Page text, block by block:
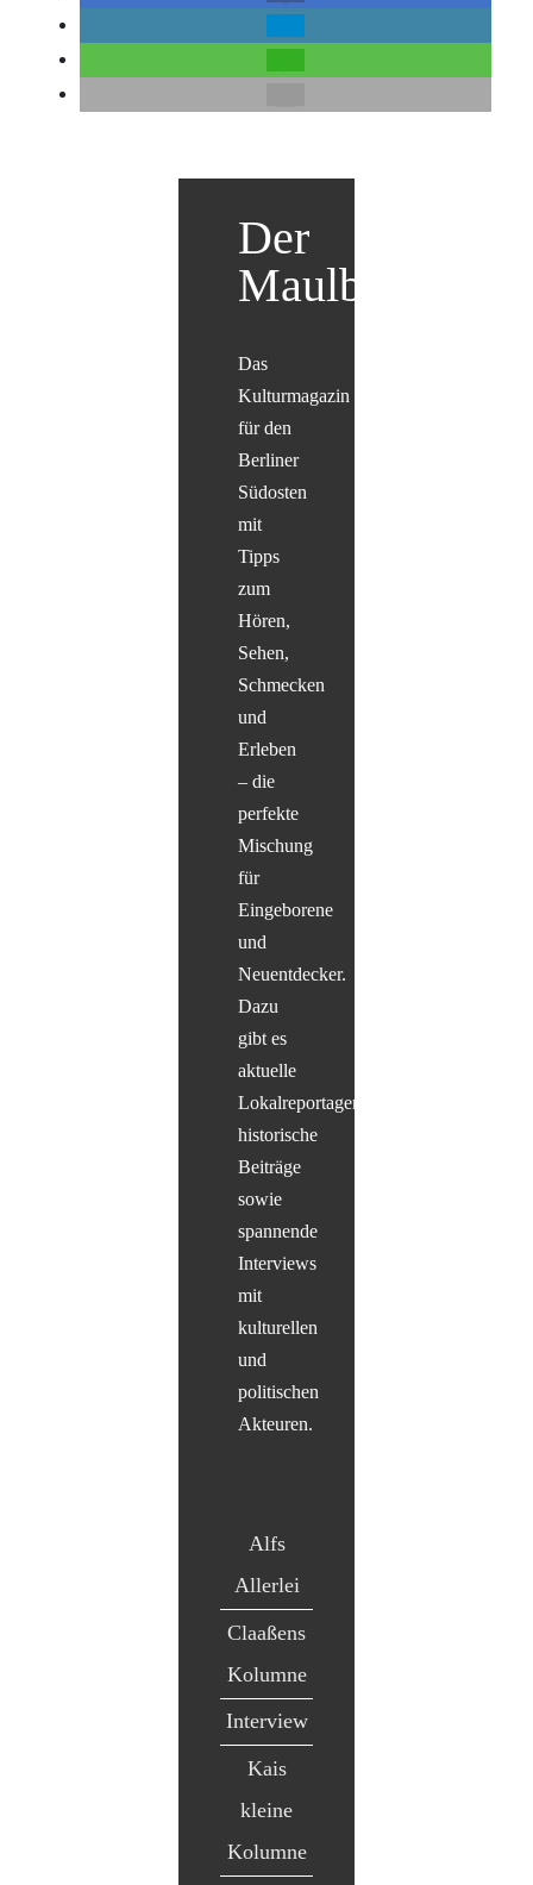
Der
Maulbär
Das
Kulturmagazin
für den
Berliner
Südosten
mit
Tipps
zum
Hören,
Sehen,
Schmecken
und
Erleben
– die
perfekte
Mischung
für
Eingeborene
und
Neuentdecker.
Dazu
gibt es
aktuelle
Lokalreportagen,
historische
Beiträge
sowie
spannende
Interviews
mit
kulturellen
und
politischen
Akteuren.
Alfs
Allerlei
Claaßens
Kolumne
Interview
Kais
kleine
Kolumne